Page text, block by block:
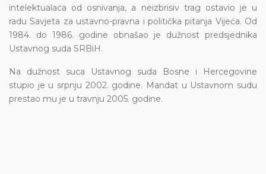
intelektualaca od osnivanja, a neizbrisiv trag ostavio je u
radu Savjeta za ustavno-pravna i politička pitanja Vijeća. Od
1984. do 1986. godine obnašao je dužnost predsjednika
Ustavnog suda SRBiH.
Na dužnost suca Ustavnog suda Bosne i Hercegovine
stupio je u srpnju 2002. godine. Mandat u Ustavnom sudu
prestao mu je u travnju 2005. godine.